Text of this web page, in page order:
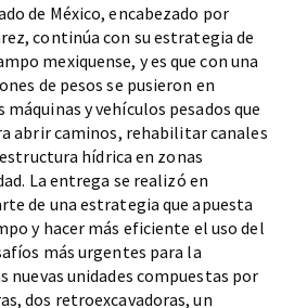
de México, encabezado por
continúa con su estrategia de
mexiquense, y es que con una
de pesos se pusieron en
máquinas y vehículos pesados que
abrir caminos, rehabilitar canales
hídrica en zonas
La entrega se realizó en
de una estrategia que apuesta
y hacer más eficiente el uso del
más urgentes para la
nuevas unidades compuestas por
dos retroexcavadoras, un